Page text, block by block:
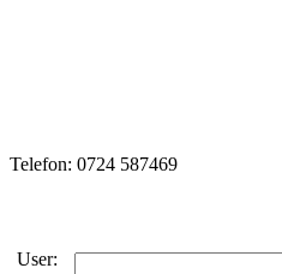
Telefon: 0724 587469
User: